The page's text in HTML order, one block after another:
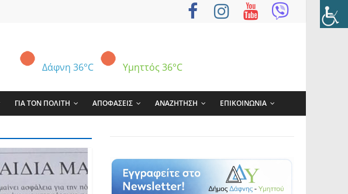
Δάφνη 36°C Υμηττός 36°C
ΓΙΑ ΤΟΝ ΠΟΛΙΤΗ ΑΠΟΦΑΣΕΙΣ ΑΝΑΖΗΤΗΣΗ ΕΠΙΚΟΙΝΩΝΙΑ